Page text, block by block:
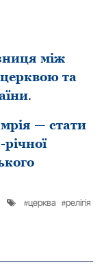
між
та
.
— стати
церква релігія